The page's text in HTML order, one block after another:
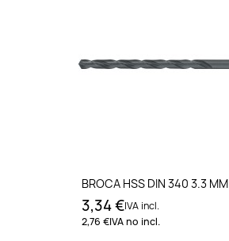
BROCA HSS DIN 340 3.3 MM
3,34 €IVA incl.
2,76 €IVA no incl.